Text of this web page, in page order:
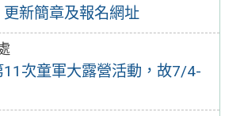
更新簡章及報名網址
次童軍大露營活動，故7/4-